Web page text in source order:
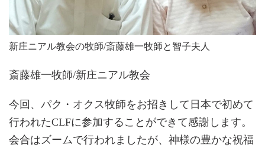
新庄ニアル教会の牧師/斎藤雄一牧師と智子夫人
斎藤雄一牧師/新庄ニアル教会
今回、パク・オクス牧師をお招きして日本で初めて
行われたCLFに参加することができて感謝します。
会合はズームで行われましたが、神様の豊かな祝福